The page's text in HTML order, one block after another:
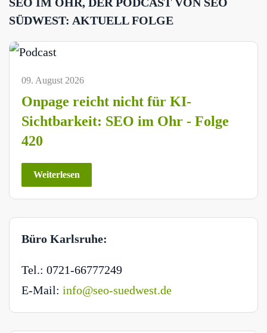
SEO IM OHR, DER PODCAST VON SEO
SÜDWEST: AKTUELL FOLGE
09. August 2026
Onpage reicht nicht für KI-
Sichtbarkeit: SEO im Ohr - Folge
420
Weiterlesen
Büro Karlsruhe:
Tel.: 0721-66777249
E-Mail: info@seo-suedwest.de